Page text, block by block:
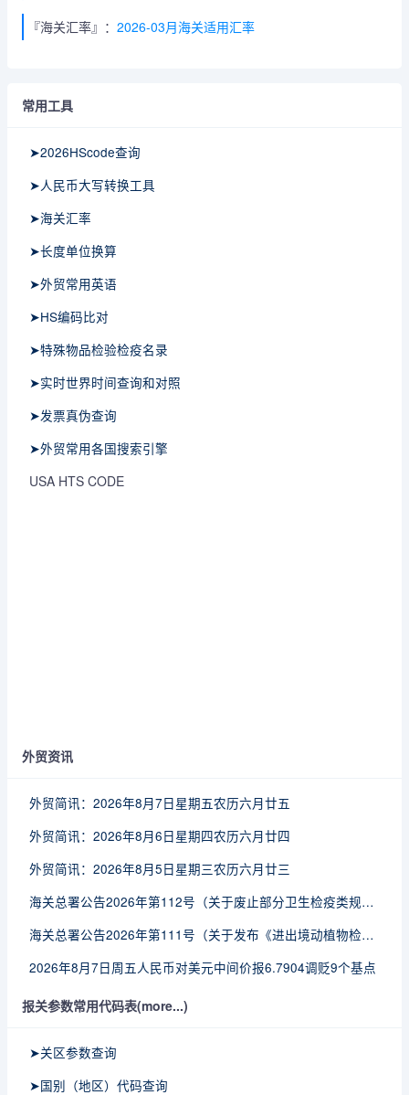
『海关汇率』： 2026-03月海关适用汇率
常用工具
➤2026HScode查询
➤人民币大写转换工具
➤海关汇率
➤长度单位换算
➤外贸常用英语
➤HS编码比对
➤特殊物品检验检疫名录
➤实时世界时间查询和对照
➤发票真伪查询
➤外贸常用各国搜索引擎
USA HTS CODE
外贸资讯
外贸简讯：2026年8月7日星期五农历六月廿五
外贸简讯：2026年8月6日星期四农历六月廿四
外贸简讯：2026年8月5日星期三农历六月廿三
海关总署公告2026年第112号（关于废止部分卫生检疫类规范性文件的公告）
海关总署公告2026年第111号（关于发布《进出境动植物检疫处理监督管理工作规定》《进出境卫生处理监督管理工作规定》的公告）
2026年8月7日周五人民币对美元中间价报6.7904调贬9个基点
报关参数常用代码表(more...)
➤关区参数查询
➤国别（地区）代码查询